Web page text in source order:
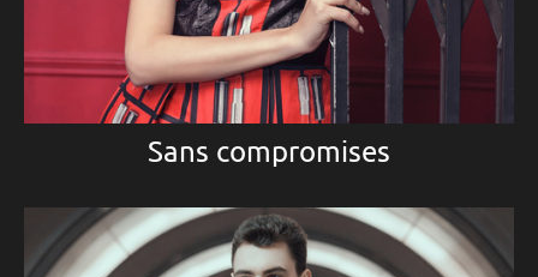
Sans compromises